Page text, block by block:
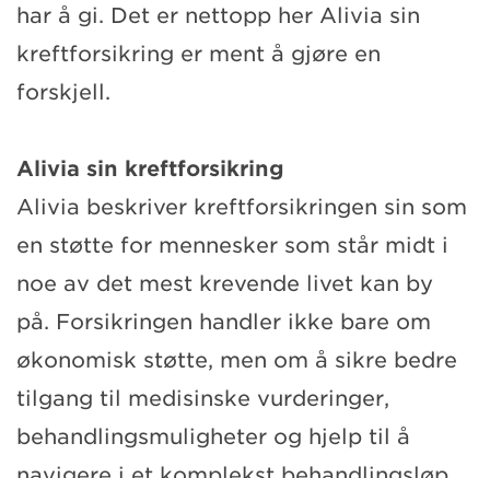
har å gi. Det er nettopp her Alivia sin
kreftforsikring er ment å gjøre en
forskjell.
Alivia sin kreftforsikring
Alivia beskriver kreftforsikringen sin som
en støtte for mennesker som står midt i
noe av det mest krevende livet kan by
på. Forsikringen handler ikke bare om
økonomisk støtte, men om å sikre bedre
tilgang til medisinske vurderinger,
behandlingsmuligheter og hjelp til å